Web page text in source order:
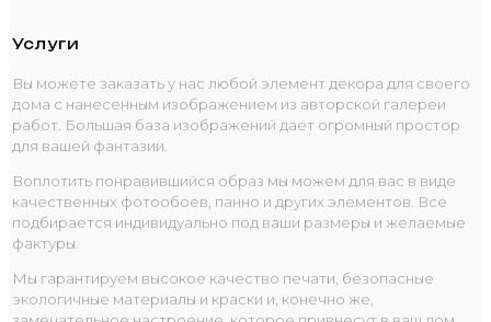
Услуги
Вы можете заказать у нас любой элемент декора для своего
дома с нанесенным изображением из авторской галереи
работ. Большая база изображений дает огромный простор
для вашей фантазии.
Воплотить понравившийся образ мы можем для вас в виде
качественных фотообоев, панно и других элементов. Все
подбирается индивидуально под ваши размеры и желаемые
фактуры.
Мы гарантируем высокое качество печати, безопасные
экологичные материалы и краски и, конечно же,